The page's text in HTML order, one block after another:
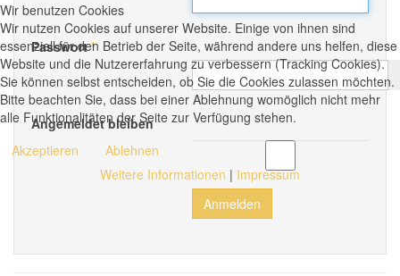
Passwort*
Angemeldet bleiben
Anmelden
Wir benutzen Cookies
Wir nutzen Cookies auf unserer Website. Einige von ihnen sind
essenziell für den Betrieb der Seite, während andere uns helfen, diese
Website und die Nutzererfahrung zu verbessern (Tracking Cookies).
Sie können selbst entscheiden, ob Sie die Cookies zulassen möchten.
Bitte beachten Sie, dass bei einer Ablehnung womöglich nicht mehr
alle Funktionalitäten der Seite zur Verfügung stehen.
Akzeptieren
Ablehnen
Weitere Informationen | Impressum